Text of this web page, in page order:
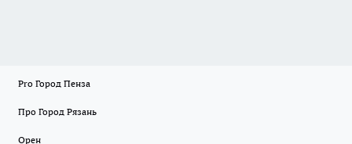
Pro Город Пенза
Про Город Рязань
Орен